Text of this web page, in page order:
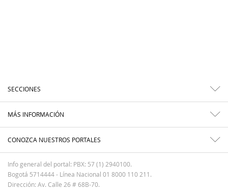
SECCIONES
MÁS INFORMACIÓN
CONOZCA NUESTROS PORTALES
Info general del portal: PBX: 57 (1) 2940100.
Bogotá 5714444 - Línea Nacional 01 8000 110 211.
Dirección: Av. Calle 26 # 68B-70.